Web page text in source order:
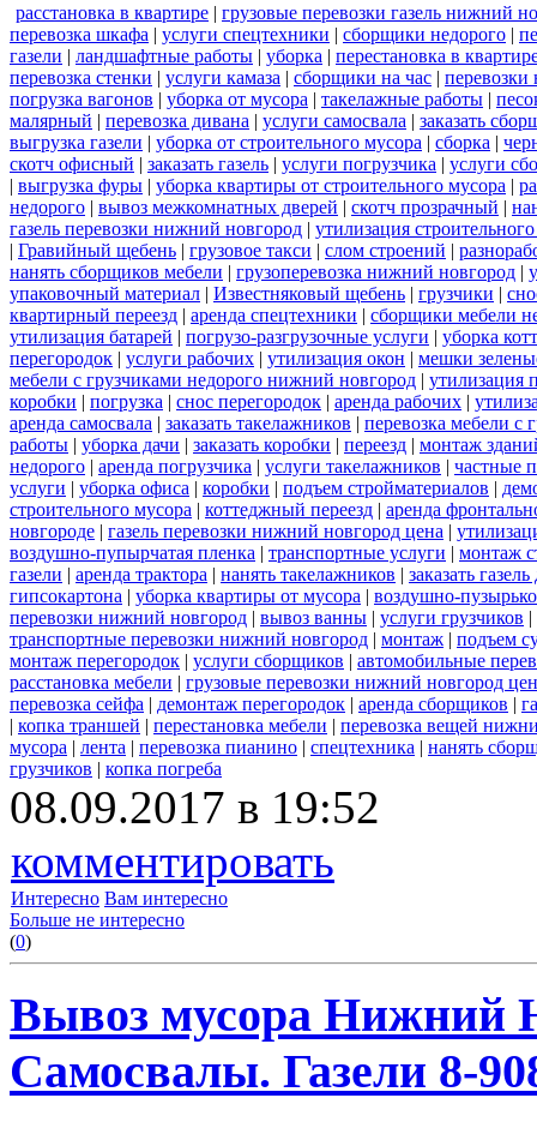
расстановка в квартире | грузовые перевозки газель нижний
перевозка шкафа | услуги спецтехники | сборщики недорого |
газели | ландшафтные работы | уборка | перестановка в
перевозка стенки | услуги камаза | сборщики на час | перевозки
погрузка вагонов | уборка от мусора | такелажные работы |
малярный | перевозка дивана | услуги самосвала | заказать
выгрузка газели | уборка от строительного мусора | сборка |
скотч офисный | заказать газель | услуги погрузчика | услуги
| выгрузка фуры | уборка квартиры от строительного мусора |
недорого | вывоз межкомнатных дверей | скотч прозрачный |
газель перевозки нижний новгород | утилизация
| Гравийный щебень | грузовое такси | слом строений |
нанять сборщиков мебели | грузоперевозка нижний новгород |
упаковочный материал | Известняковый щебень | грузчики |
квартирный переезд | аренда спецтехники | сборщики мебели
утилизация батарей | погрузо-разгрузочные услуги | уборка
перегородок | услуги рабочих | утилизация окон | мешки
мебели с грузчиками недорого нижний новгород | утилизация
коробки | погрузка | снос перегородок | аренда рабочих |
аренда самосвала | заказать такелажников | перевозка мебели с
работы | уборка дачи | заказать коробки | переезд | монтаж
недорого | аренда погрузчика | услуги такелажников | частные
услуги | уборка офиса | коробки | подъем стройматериалов |
строительного мусора | коттеджный переезд | аренда
новгороде | газель перевозки нижний новгород цена |
воздушно-пупырчатая пленка | транспортные услуги | монтаж
газели | аренда трактора | нанять такелажников | заказать
гипсокартона | уборка квартиры от мусора | воздушно-
перевозки нижний новгород | вывоз ванны | услуги грузчиков |
транспортные перевозки нижний новгород | монтаж | подъем
монтаж перегородок | услуги сборщиков | автомобильные
расстановка мебели | грузовые перевозки нижний новгород
перевозка сейфа | демонтаж перегородок | аренда сборщиков |
| копка траншей | перестановка мебели | перевозка вещей
мусора | лента | перевозка пианино | спецтехника | нанять
грузчиков | копка погреба
08.09.2017 в 19:52
комментировать
Интересно Вам интересно
Больше не интересно
(0)
Вывоз мусора Нижний
Самосвалы. Газели 8-